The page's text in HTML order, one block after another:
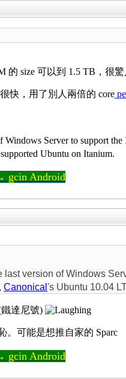
的 size 可以到 1.5 TB，很驚
快，用了別人兩倍的 core
Server to support the
Ubuntu on Itanium.
gcin Android
version of Windows
Canonical 's Ubuntu 10.04
達尼號)
。可能是想推自家的 Sparc
gcin Android